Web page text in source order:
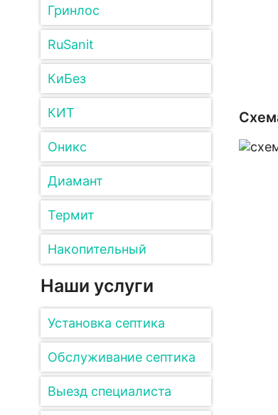
Гринлос
RuSanit
КиБез
КИТ
Оникс
Диамант
Термит
Накопительный
Наши услуги
Установка септика
Обслуживание септика
Выезд специалиста